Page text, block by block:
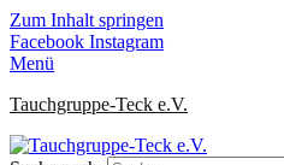
Zum Inhalt springen
Facebook Instagram
Menü
Tauchgruppe-Teck e.V.